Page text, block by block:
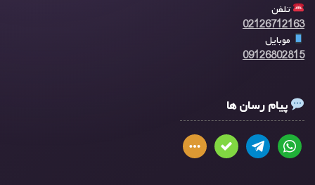
تلفن
02126712163
موبایل
09126802815
پیام رسان ها